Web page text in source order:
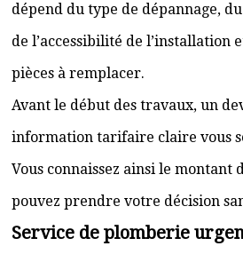
dépend du type de dépannage,
de l’accessibilité de l’installation
pièces à remplacer.
Avant le début des travaux, un
information tarifaire claire vous
Vous connaissez ainsi le montant
pouvez prendre votre décision
Service de plomberie